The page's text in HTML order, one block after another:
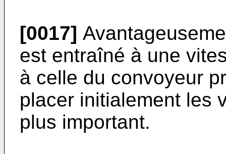
[0017]
est entraîné à une
à celle du convoyeur
placer initialement les
plus important.